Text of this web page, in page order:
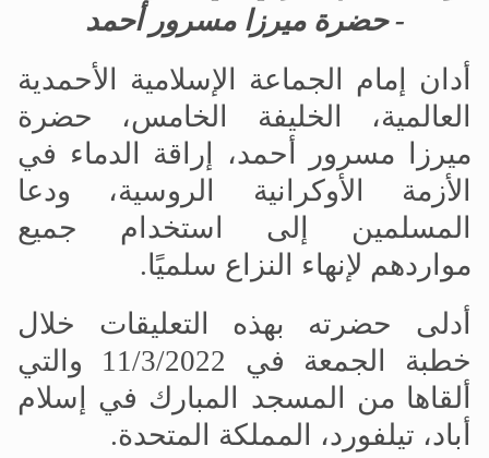
- حضرة ميرزا مسرور أحمد
أدان إمام الجماعة الإسلامية الأحمدية
العالمية، الخليفة الخامس، حضرة
ميرزا مسرور أحمد، إراقة الدماء في
الأزمة الأوكرانية الروسية، ودعا
المسلمين إلى استخدام جميع
مواردهم لإنهاء النزاع سلميًا.
أدلى حضرته بهذه التعليقات خلال
خطبة الجمعة في 11/3/2022 والتي
ألقاها من المسجد المبارك في إسلام
أباد، تيلفورد، المملكة المتحدة.